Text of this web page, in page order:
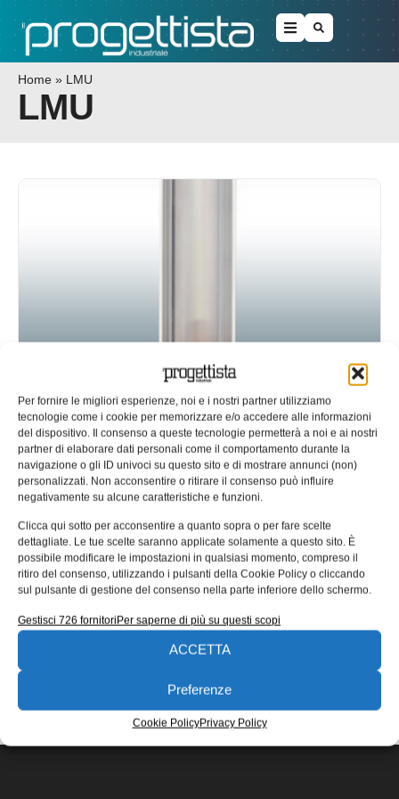
Per fornire le migliori esperienze, noi e i nostri partner utilizziamo
tecnologie come i cookie per memorizzare e/o accedere alle informazioni
del dispositivo. Il consenso a queste tecnologie permetterà a noi e ai nostri
partner di elaborare dati personali come il comportamento durante la
navigazione o gli ID univoci su questo sito e di mostrare annunci (non)
personalizzati. Non acconsentire o ritirare il consenso può influire
negativamente su alcune caratteristiche e funzioni.
Clicca qui sotto per acconsentire a quanto sopra o per fare scelte
dettagliate. Le tue scelte saranno applicate solamente a questo sito. È
possibile modificare le impostazioni in qualsiasi momento, compreso il
ritiro del consenso, utilizzando i pulsanti della Cookie Policy o cliccando
sul pulsante di gestione del consenso nella parte inferiore dello schermo.
Gestisci 726 fornitoriPer saperne di più su questi scopi
ACCETTA
Preferenze
Cookie PolicyPrivacy Policy
Home » LMU
LMU
Livelli universali in nylon-vetro o in
alluminio anodizzato
F.lli Giacomello investe senza sosta su nuovi prodotti e
migliora quelli già esistenti in modo da ampliare la propria
offerta
Redazione 10/05/2017
EDICOLA WEB